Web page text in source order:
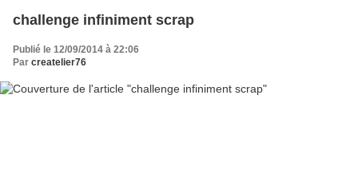
challenge infiniment scrap
Publié le 12/09/2014 à 22:06
Par createlier76